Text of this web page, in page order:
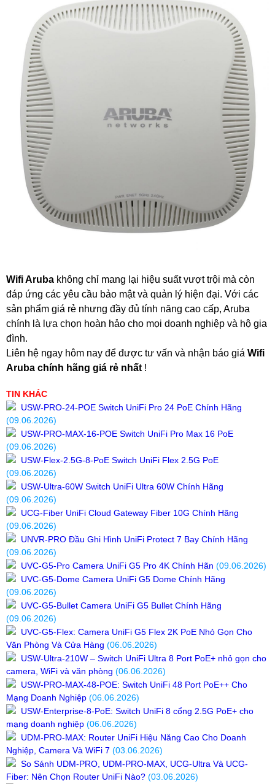
Thẻ Nhớ Kingston
Thẻ Nhớ IMOU
Camera Unifi
Access Point UniFi
Switch UniFi
UniFi Gateway
Wifi Aruba không chỉ mang lại hiệu suất vượt trội mà còn
đáp ứng các yêu cầu bảo mật và quản lý hiện đại. Với các
sản phẩm giá rẻ nhưng đầy đủ tính năng cao cấp, Aruba
chính là lựa chọn hoàn hảo cho mọi doanh nghiệp và hộ gia
đình.
Liên hệ ngay hôm nay để được tư vấn và nhận báo giá Wifi
Aruba chính hãng giá rẻ nhất !
TIN KHÁC
USW-PRO-24-POE Switch UniFi Pro 24 PoE Chính Hãng
(09.06.2026)
USW-PRO-MAX-16-POE Switch UniFi Pro Max 16 PoE
(09.06.2026)
USW-Flex-2.5G-8-PoE Switch UniFi Flex 2.5G PoE
(09.06.2026)
USW-Ultra-60W Switch UniFi Ultra 60W Chính Hãng
(09.06.2026)
UCG-Fiber UniFi Cloud Gateway Fiber 10G Chính Hãng
(09.06.2026)
UNVR-PRO Đầu Ghi Hình UniFi Protect 7 Bay Chính Hãng
(09.06.2026)
UVC-G5-Pro Camera UniFi G5 Pro 4K Chính Hãn (09.06.2026)
UVC-G5-Dome Camera UniFi G5 Dome Chính Hãng
(09.06.2026)
UVC-G5-Bullet Camera UniFi G5 Bullet Chính Hãng
(09.06.2026)
UVC-G5-Flex: Camera UniFi G5 Flex 2K PoE Nhỏ Gọn Cho
Văn Phòng Và Cửa Hàng (06.06.2026)
USW-Ultra-210W – Switch UniFi Ultra 8 Port PoE+ nhỏ gọn cho
camera, WiFi và văn phòng (06.06.2026)
USW-PRO-MAX-48-POE: Switch UniFi 48 Port PoE++ Cho
Mạng Doanh Nghiệp (06.06.2026)
USW-Enterprise-8-PoE: Switch UniFi 8 cổng 2.5G PoE+ cho
mạng doanh nghiệp (06.06.2026)
UDM-PRO-MAX: Router UniFi Hiệu Năng Cao Cho Doanh
Nghiệp, Camera Và WiFi 7 (03.06.2026)
So Sánh UDM-PRO, UDM-PRO-MAX, UCG-Ultra Và UCG-
Fiber: Nên Chọn Router UniFi Nào? (03.06.2026)